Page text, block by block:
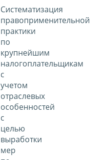
Систематизация
правоприменительной
практики
по
крупнейшим
налогоплательщикам
с
учетом
отраслевых
особенностей
с
целью
выработки
мер